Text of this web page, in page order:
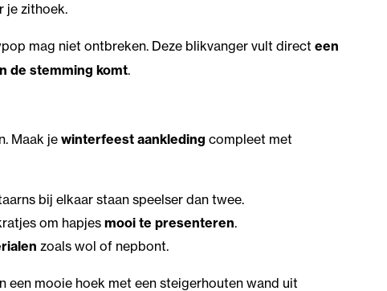
je zithoek.
mag niet ontbreken. Deze blikvanger vult directeen
de stemming komt.
Maak jewinterfeest aankleding compleet met
bij elkaar staan speelser dan twee.
om hapjesmooi te presenteren.
zoals wol of nepbont.
een mooie hoek met een steigerhouten wand uit